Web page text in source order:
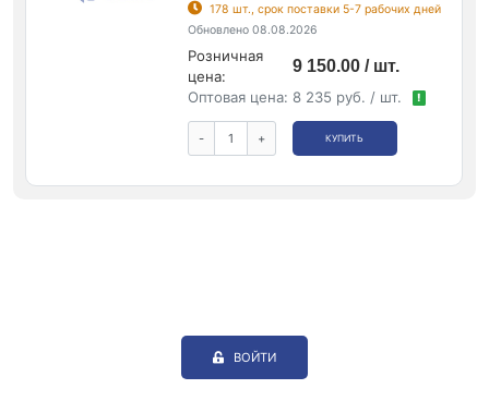
178 шт., срок поставки 5-7 рабочих дней
Обновлено 08.08.2026
Розничная
цена:
9 150.00 / шт.
Оптовая цена: 8 235 руб. / шт. !
- + КУПИТЬ
ВОЙТИ